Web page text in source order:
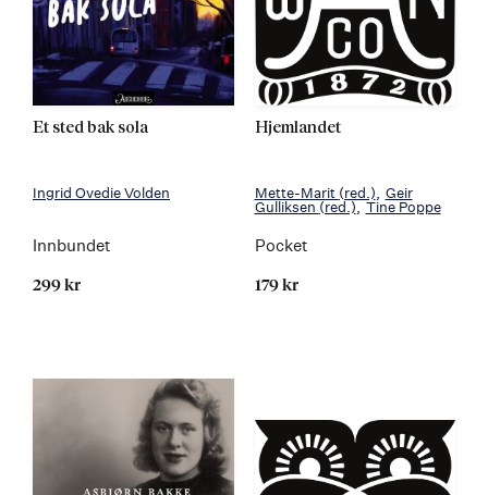
Et sted bak sola
Ingrid Ovedie Volden
Innbundet
299 kr
Hjemlandet
Mette-Marit (red.)
Geir
Gulliksen (red.) Tine Poppe
Pocket
179 kr